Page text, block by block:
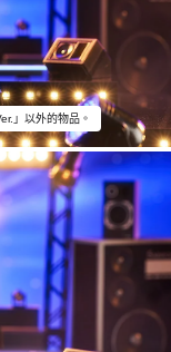
」以外的物品。